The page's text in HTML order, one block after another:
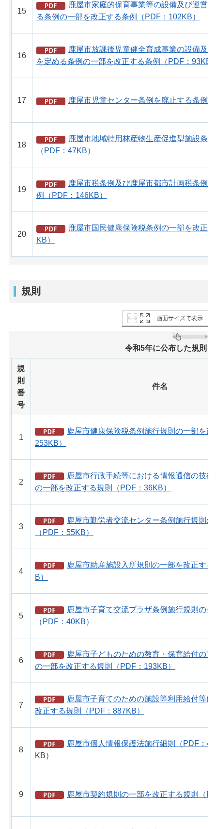
15
鹿屋市家庭的保育事業等の設備及び運営
る条例の一部を改正する条例（PDF：102KB）
16
鹿屋市放課後児童健全育成事業の設備及
を定める条例の一部を改正する条例（PDF：93KB
17 鹿屋市児童センター条例を廃止する条例
18
鹿屋市地域特用林産物生産促進型施設条
（PDF：47KB）
19
鹿屋市税条例及び鹿屋市都市計画税条例
例（PDF：146KB）
20
鹿屋市国民健康保険税条例の一部を改正
KB）
規則
画面サイズで表示
令和5年に公布した規則
規
則
番
号
件名
1
鹿屋市健康保険税条例施行規則の一部を
253KB）
2
鹿屋市行政手続等における情報通信の技
の一部を改正する規則（PDF：36KB）
3
鹿屋市勤労者交流センター条例施行規則
（PDF：55KB）
4
鹿屋市助産施設入所規則の一部を改正す
B）
5
鹿屋市子育て交流プラザ条例施行規則の
（PDF：40KB）
6
鹿屋市子どものための教育・保育給付の
の一部を改正する規則（PDF：193KB）
7
鹿屋市子育てのための施設等利用給付等
改正する規則（PDF：887KB）
8
鹿屋市個人情報保護法施行細則（PDF：
KB）
9 鹿屋市契約規則の一部を改正する規則（